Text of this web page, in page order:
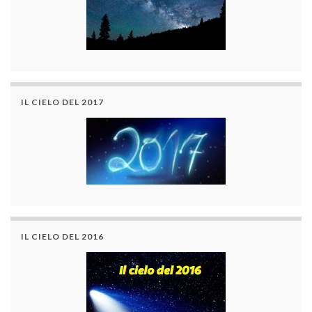
IL CIELO DEL 2017
IL CIELO DEL 2016